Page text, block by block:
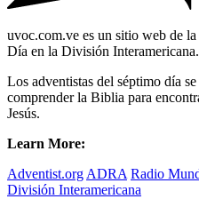
uvoc.com.ve es un sitio web de
Día en la División Interamericana.
Los adventistas del séptimo día
comprender la Biblia para
Jesús.
Learn More:
Adventist.org ADRA Radio
División Interamericana